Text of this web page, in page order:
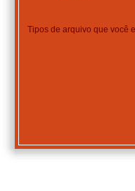
Tipos de arquivo que você